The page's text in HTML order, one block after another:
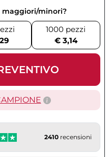
maggiori/minori?
1000 pezzi
€ 3,14
2410 recensioni